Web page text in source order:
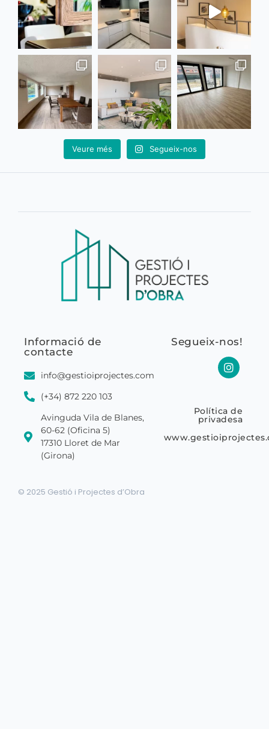
Veure més Segueix-nos
Informació de
contacte
info@gestioiprojectes.com
(+34) 872 220 103
Avinguda Vila de Blanes,
60-62 (Oficina 5)
17310 Lloret de Mar
(Girona)
Segueix-nos!
Política de
privadesa
© 2025 Gestió i Projectes d’Obra